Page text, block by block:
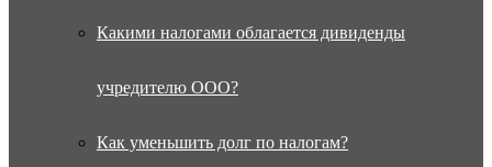
Какими налогами облагается дивиденды
учредителю ООО?
Как уменьшить долг по налогам?